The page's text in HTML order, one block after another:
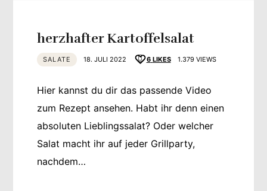
herzhafter Kartoffelsalat
SALATE 18. JULI 2022 6 LIKES 1.379 VIEWS
Hier kannst du dir das passende Video
zum Rezept ansehen. Habt ihr denn einen
absoluten Lieblingssalat? Oder welcher
Salat macht ihr auf jeder Grillparty,
nachdem…